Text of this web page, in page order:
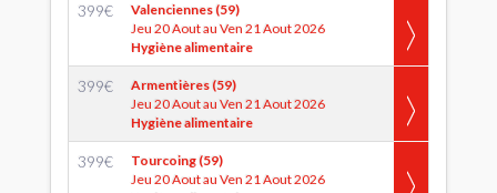
399€
Valenciennes (59)
Jeu 20 Aout au Ven 21 Aout 2026
Hygiène alimentaire
399€
Armentières (59)
Jeu 20 Aout au Ven 21 Aout 2026
Hygiène alimentaire
399€
Tourcoing (59)
Jeu 20 Aout au Ven 21 Aout 2026